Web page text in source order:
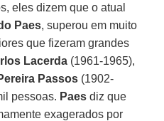
eles dizem que o atual
Paes, superou em muito
que fizeram grandes
Lacerda (1961-1965),
Passos (1902-
pessoas. Paes diz que
exagerados por